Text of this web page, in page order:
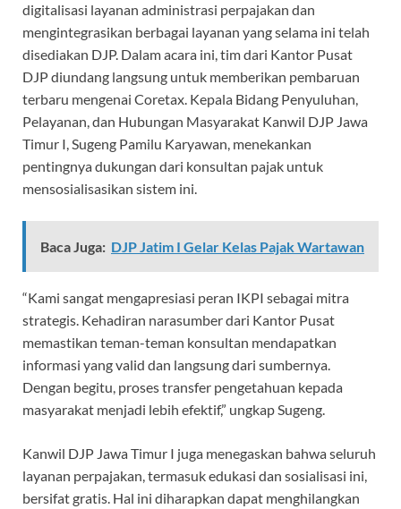
digitalisasi layanan administrasi perpajakan dan
mengintegrasikan berbagai layanan yang selama ini telah
disediakan DJP. Dalam acara ini, tim dari Kantor Pusat
DJP diundang langsung untuk memberikan pembaruan
terbaru mengenai Coretax. Kepala Bidang Penyuluhan,
Pelayanan, dan Hubungan Masyarakat Kanwil DJP Jawa
Timur I, Sugeng Pamilu Karyawan, menekankan
pentingnya dukungan dari konsultan pajak untuk
mensosialisasikan sistem ini.
Baca Juga: DJP Jatim I Gelar Kelas Pajak Wartawan
“Kami sangat mengapresiasi peran IKPI sebagai mitra
strategis. Kehadiran narasumber dari Kantor Pusat
memastikan teman-teman konsultan mendapatkan
informasi yang valid dan langsung dari sumbernya.
Dengan begitu, proses transfer pengetahuan kepada
masyarakat menjadi lebih efektif,” ungkap Sugeng.
Kanwil DJP Jawa Timur I juga menegaskan bahwa seluruh
layanan perpajakan, termasuk edukasi dan sosialisasi ini,
bersifat gratis. Hal ini diharapkan dapat menghilangkan